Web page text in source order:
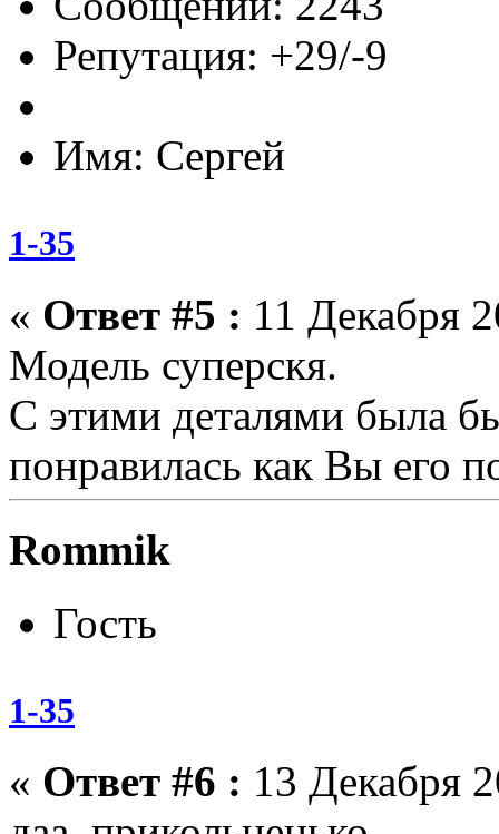
Репутация: +29/-9
Имя: Сергей
1-35
« Ответ #5 : 11 Декабря
Модель суперскя.
С этими деталями была
понравилась как Вы его
Rommik
Гость
1-35
« Ответ #6 : 13 Декабря